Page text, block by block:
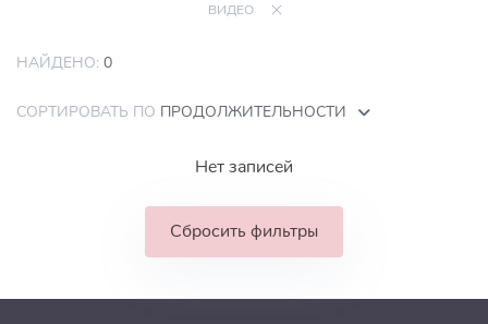
ВИДЕО
НАЙДЕНО: 0
СОРТИРОВАТЬ ПО ПРОДОЛЖИТЕЛЬНОСТИ
Нет записей
Сбросить фильтры